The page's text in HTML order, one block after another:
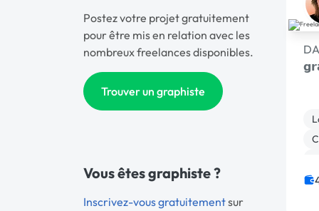
Postez votre projet gratuitement
pour être mis en relation avec les
nombreux freelances disponibles.
Trouver un graphiste
Vous êtes graphiste ?
Inscrivez-vous gratuitementsur